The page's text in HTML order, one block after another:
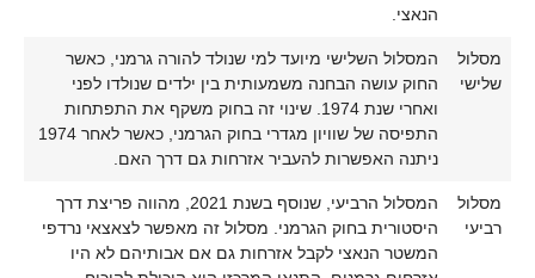
הנאצי.
מסלול
שלישי
המסלול השלישי מיועד למי שנולד להורה גרמני, כאשר
החוק עושה הבחנה משמעותית בין ילדים שנולדו לפני
ואחרי שנת 1974. שינוי זה בחוק משקף את התפתחות
התפיסה של שוויון מגדרי בחוק הגרמני, כאשר לאחר 1974
ניתנה האפשרות להעביר אזרחות גם דרך האם.
מסלול
רביעי
המסלול הרביעי, שנוסף בשנת 2021, מהווה פריצת דרך
היסטורית בחוק הגרמני. מסלול זה מאפשר לצאצאי נרדפי
המשטר הנאצי לקבל אזרחות גם אם אבותיהם לא היו